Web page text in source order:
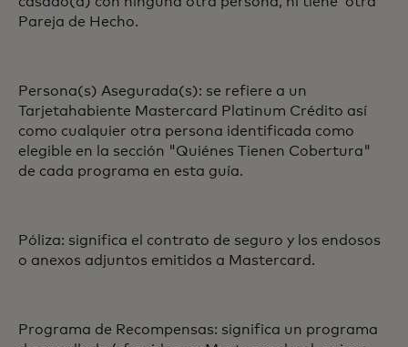
Pareja de Hecho.
Persona(s) Asegurada(s): se refiere a un
Tarjetahabiente Mastercard Platinum Crédito así
como cualquier otra persona identificada como
elegible en la sección "Quiénes Tienen Cobertura"
de cada programa en esta guía.
Póliza: significa el contrato de seguro y los endosos
o anexos adjuntos emitidos a Mastercard.
Programa de Recompensas: significa un programa